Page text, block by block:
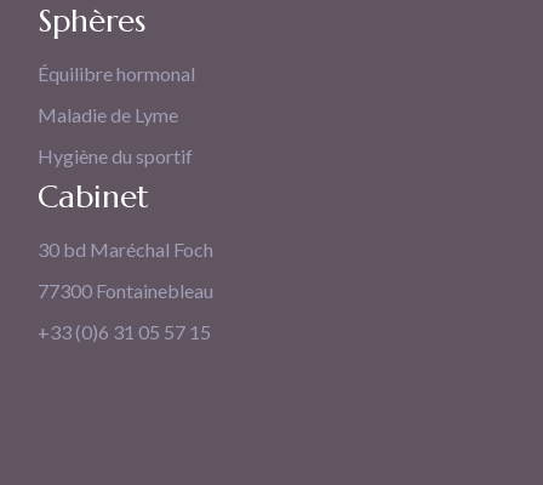
Sphères
Équilibre hormonal
Maladie de Lyme
Hygiène du sportif
Cabinet
30 bd Maréchal Foch
77300 Fontainebleau
+33 (0)6 31 05 57 15